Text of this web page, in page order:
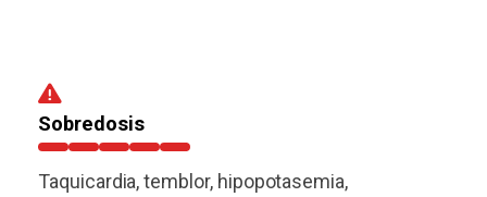
Sobredosis
Taquicardia, temblor, hipopotasemia,